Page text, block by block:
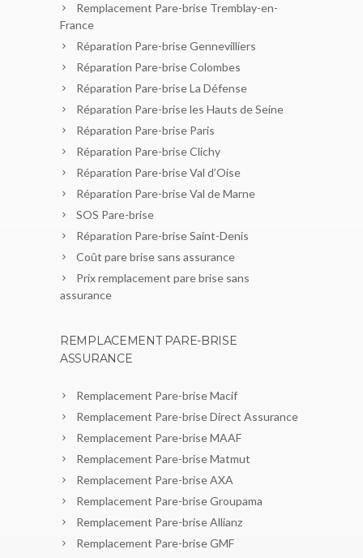
Remplacement Pare-brise Tremblay-en-
France
Réparation Pare-brise Gennevilliers
Réparation Pare-brise Colombes
Réparation Pare-brise La Défense
Réparation Pare-brise les Hauts de Seine
Réparation Pare-brise Paris
Réparation Pare-brise Clichy
Réparation Pare-brise Val d’Oise
Réparation Pare-brise Val de Marne
SOS Pare-brise
Réparation Pare-brise Saint-Denis
Coût pare brise sans assurance
Prix remplacement pare brise sans
assurance
REMPLACEMENT PARE-BRISE
ASSURANCE
Remplacement Pare-brise Macif
Remplacement Pare-brise Direct Assurance
Remplacement Pare-brise MAAF
Remplacement Pare-brise Matmut
Remplacement Pare-brise AXA
Remplacement Pare-brise Groupama
Remplacement Pare-brise Allianz
Remplacement Pare-brise GMF